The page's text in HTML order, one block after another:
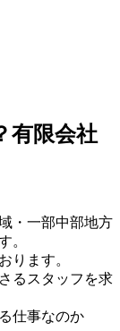
有限会社
・一部中部地方
。
ります。
るスタッフを求
仕事なのか